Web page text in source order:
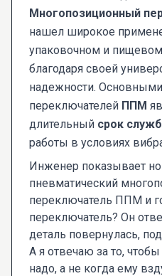
Многопозиционный
нашел широкое
упаковочном и
благодаря своей
надежности.
переключателей ППМ
длительный срок
работы в условиях
Инженер показывает
пневматический
переключатель ППМ и
переключатель? Он
деталь повернулась,
А я отвечаю за то,
надо, а не когда ему